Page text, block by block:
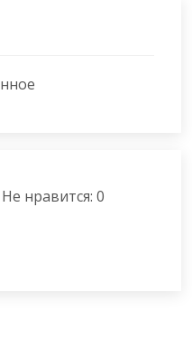
Не нравится: 0